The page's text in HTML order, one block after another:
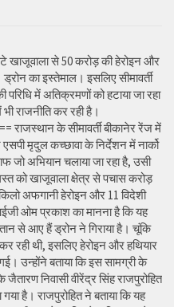
खाजूवाला से 50 करोड़ की हेरोइन और
का इस्तेमाल। इसलिए सीमावर्ती
परिधि में अतिक्रमणों को हटाया जा रहा
राजनीति कर रही है।
राजस्थान के सीमावर्ती बीकानेर रेंज में
मृदुल कच्छावा के निर्देशन में नार्को
जो अभियान चलाया जा रहा है, उसी
को खाजूवाला क्षेत्र से पचास करोड़
अफगानी हेरोइन और 11 विदेशी
ओम प्रकाश का मानना है कि यह
से आए हैं ड्रोन ने गिराया है। चूंकि
रही थी, इसलिए हेरोइन और हथियार
उन्होंने बताया कि इस सामग्री के
जैतारण निवासी वीरेंद्र सिंह राजपुरोहित
गया है। राजपुरोहित ने बताया कि यह